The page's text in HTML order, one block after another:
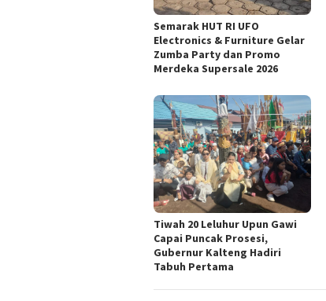
Semarak HUT RI UFO
Electronics & Furniture Gelar
Zumba Party dan Promo
Merdeka Supersale 2026
Tiwah 20 Leluhur Upun Gawi
Capai Puncak Prosesi,
Gubernur Kalteng Hadiri
Tabuh Pertama